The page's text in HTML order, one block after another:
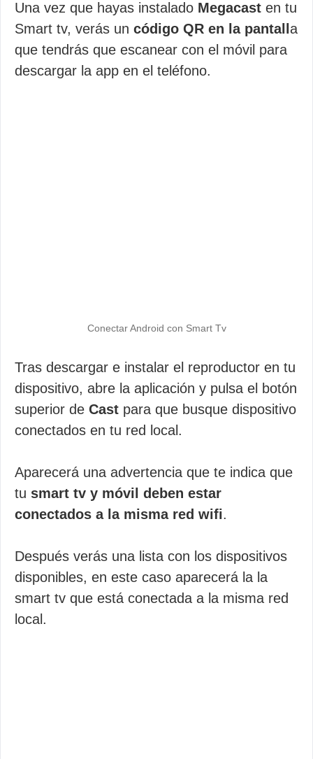
Una vez que hayas instalado Megacast en tu
Smart tv, verás un código QR en la pantall a
que tendrás que escanear con el móvil para
descargar la app en el teléfono.
Conectar Android con Smart Tv
Tras descargar e instalar el reproductor en tu
dispositivo, abre la aplicación y pulsa el botón
superior de Cast para que busque dispositivo
conectados en tu red local.
Aparecerá una advertencia que te indica que
tu smart tv y móvil deben estar
conectados a la misma red wifi.
Después verás una lista con los dispositivos
disponibles, en este caso aparecerá la la
smart tv que está conectada a la misma red
local.